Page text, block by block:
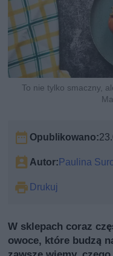
To nie tylko smaczny,
Opublikowano:
Autor:Paulina
Drukuj
W sklepach coraz
owoce, które budzą